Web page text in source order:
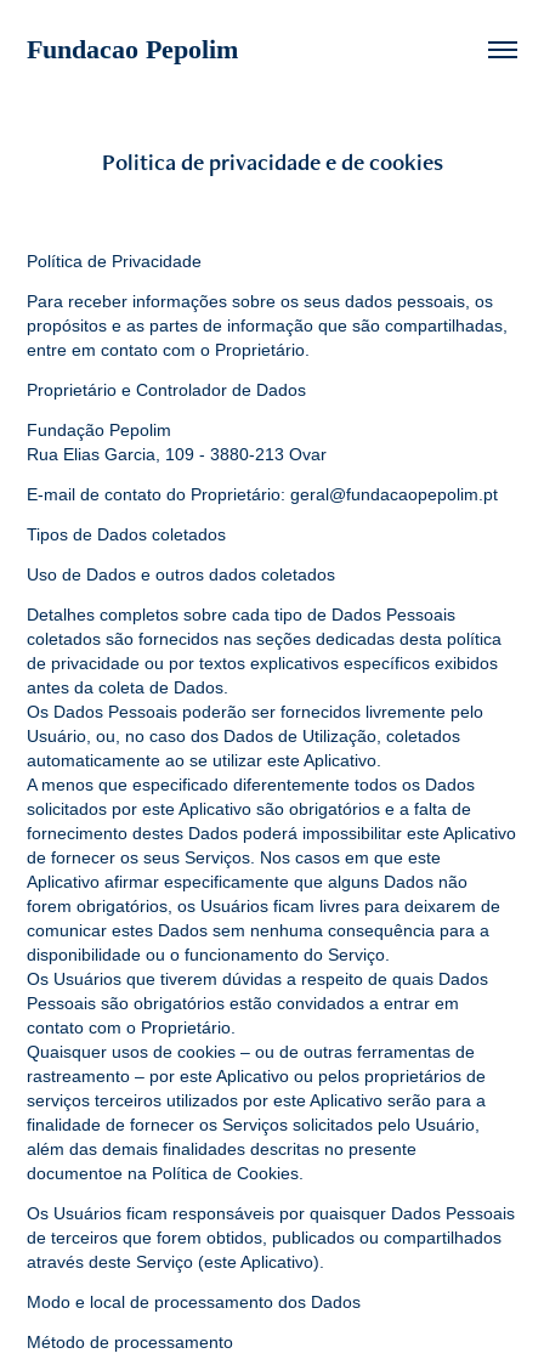
Fundacao Pepolim
Politica de privacidade e de cookies
Política de Privacidade
Para receber informações sobre os seus dados pessoais, os
propósitos e as partes de informação que são compartilhadas,
entre em contato com o Proprietário.
Proprietário e Controlador de Dados
Fundação Pepolim
Rua Elias Garcia, 109 - 3880-213 Ovar
E-mail de contato do Proprietário: geral@fundacaopepolim.pt
Tipos de Dados coletados
Uso de Dados e outros dados coletados
Detalhes completos sobre cada tipo de Dados Pessoais
coletados são fornecidos nas seções dedicadas desta política
de privacidade ou por textos explicativos específicos exibidos
antes da coleta de Dados.
Os Dados Pessoais poderão ser fornecidos livremente pelo
Usuário, ou, no caso dos Dados de Utilização, coletados
automaticamente ao se utilizar este Aplicativo.
A menos que especificado diferentemente todos os Dados
solicitados por este Aplicativo são obrigatórios e a falta de
fornecimento destes Dados poderá impossibilitar este Aplicativo
de fornecer os seus Serviços. Nos casos em que este
Aplicativo afirmar especificamente que alguns Dados não
forem obrigatórios, os Usuários ficam livres para deixarem de
comunicar estes Dados sem nenhuma consequência para a
disponibilidade ou o funcionamento do Serviço.
Os Usuários que tiverem dúvidas a respeito de quais Dados
Pessoais são obrigatórios estão convidados a entrar em
contato com o Proprietário.
Quaisquer usos de cookies – ou de outras ferramentas de
rastreamento – por este Aplicativo ou pelos proprietários de
serviços terceiros utilizados por este Aplicativo serão para a
finalidade de fornecer os Serviços solicitados pelo Usuário,
além das demais finalidades descritas no presente
documentoe na Política de Cookies.
Os Usuários ficam responsáveis por quaisquer Dados Pessoais
de terceiros que forem obtidos, publicados ou compartilhados
através deste Serviço (este Aplicativo).
Modo e local de processamento dos Dados
Método de processamento